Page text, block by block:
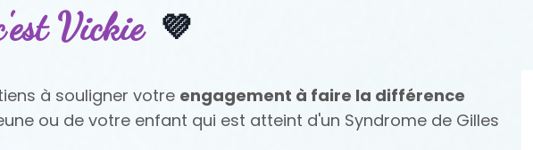
Vickie💜
à souligner votre engagement à faire la différence
ou de votre enfant qui est atteint d'un Syndrome de Gilles